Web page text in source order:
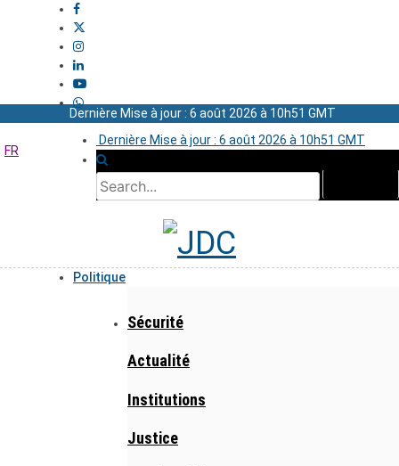
Dernière Mise à jour : 6 août 2026 à 10h51 GMT
Dernière Mise à jour : 6 août 2026 à 10h51 GMT
FR
Politique
Sécurité
Actualité
Institutions
Justice